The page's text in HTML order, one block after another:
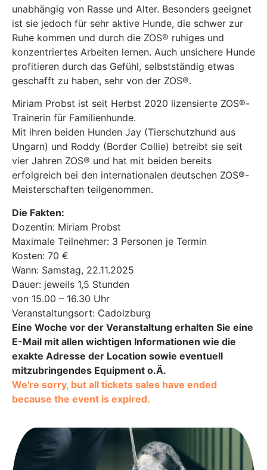
unabhängig von Rasse und Alter. Besonders geeignet
ist sie jedoch für sehr aktive Hunde, die schwer zur
Ruhe kommen und durch die ZOS® ruhiges und
konzentriertes Arbeiten lernen. Auch unsichere Hunde
profitieren durch das Gefühl, selbstständig etwas
geschafft zu haben, sehr von der ZOS®.
Miriam Probst ist seit Herbst 2020 lizensierte ZOS®-
Trainerin für Familienhunde.
Mit ihren beiden Hunden Jay (Tierschutzhund aus
Ungarn) und Roddy (Border Collie) betreibt sie seit
vier Jahren ZOS® und hat mit beiden bereits
erfolgreich bei den internationalen deutschen ZOS®-
Meisterschaften teilgenommen.
Die Fakten:
Dozentin: Miriam Probst
Maximale Teilnehmer: 3 Personen je Termin
Kosten: 70 €
Wann: Samstag, 22.11.2025
Dauer: jeweils 1,5 Stunden
von 15.00 – 16.30 Uhr
Veranstaltungsort: Cadolzburg
Eine Woche vor der Veranstaltung erhalten Sie eine
E-Mail mit allen wichtigen Informationen wie die
exakte Adresse der Location sowie eventuell
mitzubringendes Equipment o.Ä.
We're sorry, but all tickets sales have ended
because the event is expired.